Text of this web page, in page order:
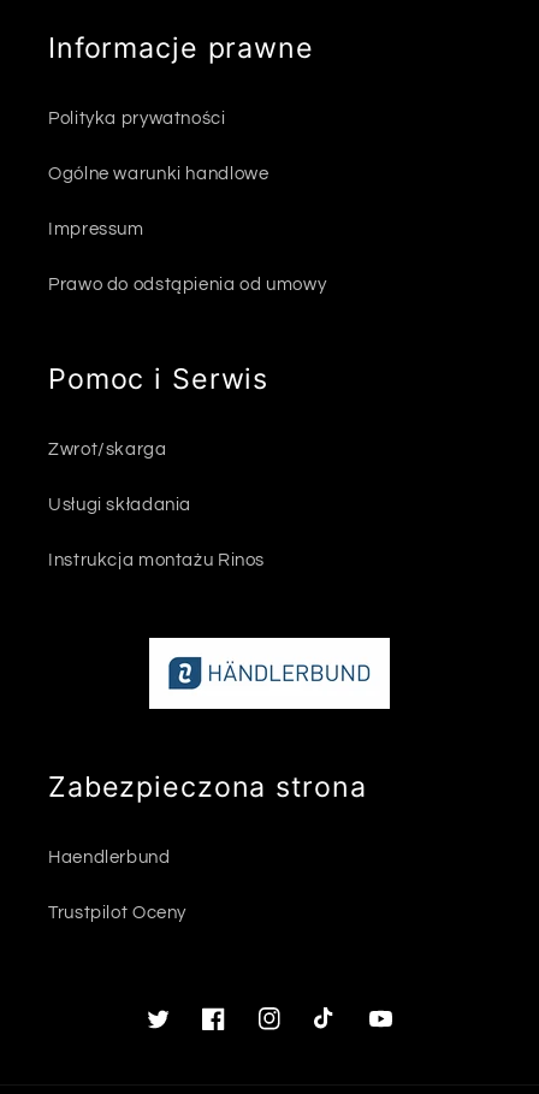
Informacje prawne
Polityka prywatności
Ogólne warunki handlowe
Impressum
Prawo do odstąpienia od umowy
Pomoc i Serwis
Zwrot/skarga
Usługi składania
Instrukcja montażu Rinos
Zabezpieczona strona
Haendlerbund
Trustpilot Oceny
TwitterFacebookInstagramTikTok Youtube